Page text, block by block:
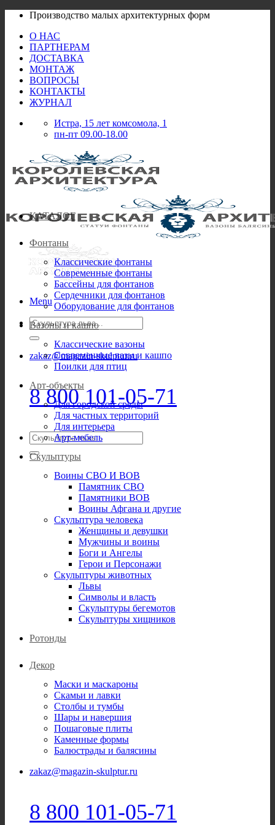
Skip
content
Производство малых архитектурных форм
О НАС
ПАРТНЕРАМ
ДОСТАВКА
МОНТАЖ
ВОПРОСЫ
КОНТАКТЫ
ЖУРНАЛ
Истра, 15 лет комсомола, 1
пн-пт 09.00-18.00
Menu
Искать:
zakaz@magazin-skulptur.ru
8 800 101-05-71
Искать:
КАТАЛОГ
Фонтаны
Классические фонтаны
Современные фонтаны
Бассейны для фонтанов
Сердечники для фонтанов
Оборудование для фонтанов
Вазоны и кашпо
Классические вазоны
Современные вазы и кашпо
Поилки для птиц
Арт-объекты
Для городской среды
Для частных территорий
Для интерьера
Арт-мебель
Скульптуры
Воины СВО И ВОВ
Памятник СВО
Памятники ВОВ
Воины Афгана и другие
Скульптура человека
Женщины и девушки
Мужчины и воины
Боги и Ангелы
Герои и Персонажи
Скульптуры животных
Львы
Символы и власть
Скульптуры бегемотов
Скульптуры хищников
Ротонды
Декор
Маски и маскароны
Скамьи и лавки
Столбы и тумбы
Шары и навершия
Пошаговые плиты
Каменные формы
Балюстрады и балясины
zakaz@magazin-skulptur.ru
8 800 101-05-71